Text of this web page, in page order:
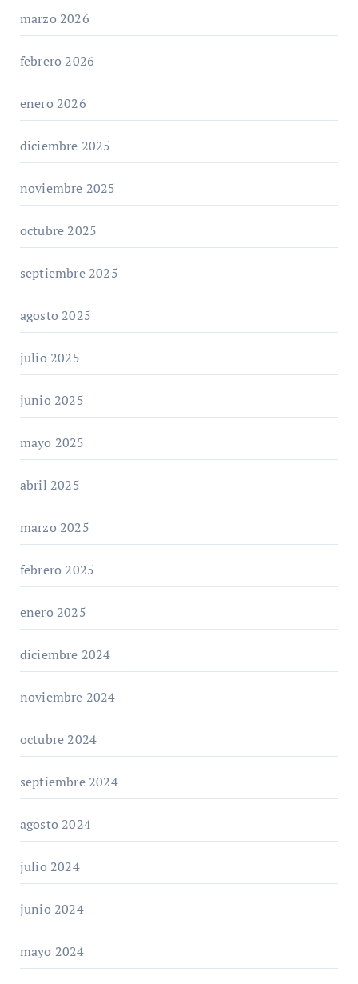
marzo 2026
febrero 2026
enero 2026
diciembre 2025
noviembre 2025
octubre 2025
septiembre 2025
agosto 2025
julio 2025
junio 2025
mayo 2025
abril 2025
marzo 2025
febrero 2025
enero 2025
diciembre 2024
noviembre 2024
octubre 2024
septiembre 2024
agosto 2024
julio 2024
junio 2024
mayo 2024